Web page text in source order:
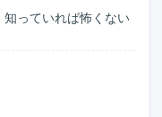
っていれば怖くない